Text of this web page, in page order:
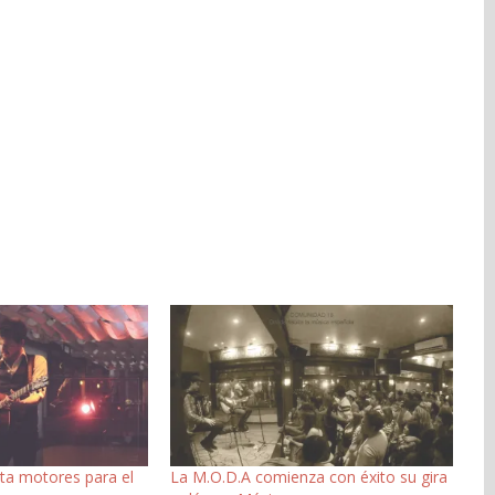
motores para el
La M.O.D.A comienza con éxito su gira